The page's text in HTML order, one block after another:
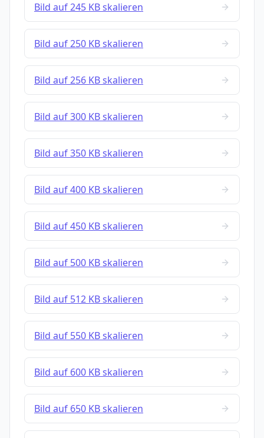
Bild auf 245 KB skalieren
Bild auf 250 KB skalieren
Bild auf 256 KB skalieren
Bild auf 300 KB skalieren
Bild auf 350 KB skalieren
Bild auf 400 KB skalieren
Bild auf 450 KB skalieren
Bild auf 500 KB skalieren
Bild auf 512 KB skalieren
Bild auf 550 KB skalieren
Bild auf 600 KB skalieren
Bild auf 650 KB skalieren